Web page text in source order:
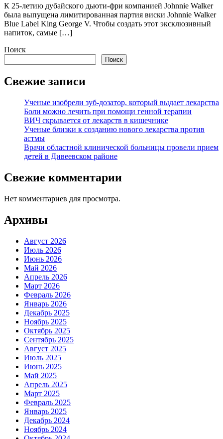
К 25-летию дубайского дьюти-фри компанией Johnnie Walker
была выпущена лимитированная партия виски Johnnie Walker
Blue Label King George V. Чтобы создать этот эксклюзивный
напиток, самые […]
Поиск
Поиск
Свежие записи
Ученые изобрели зуб-дозатор, который выдает лекарства
Боли можно лечить при помощи генной терапии
ВИЧ скрывается от лекарств в кишечнике
Ученые близки к созданию нового лекарства против
астмы
Врачи областной клинической больницы провели прием
детей в Дивеевском районе
Свежие комментарии
Нет комментариев для просмотра.
Архивы
Август 2026
Июль 2026
Июнь 2026
Май 2026
Апрель 2026
Март 2026
Февраль 2026
Январь 2026
Декабрь 2025
Ноябрь 2025
Октябрь 2025
Сентябрь 2025
Август 2025
Июль 2025
Июнь 2025
Май 2025
Апрель 2025
Март 2025
Февраль 2025
Январь 2025
Декабрь 2024
Ноябрь 2024